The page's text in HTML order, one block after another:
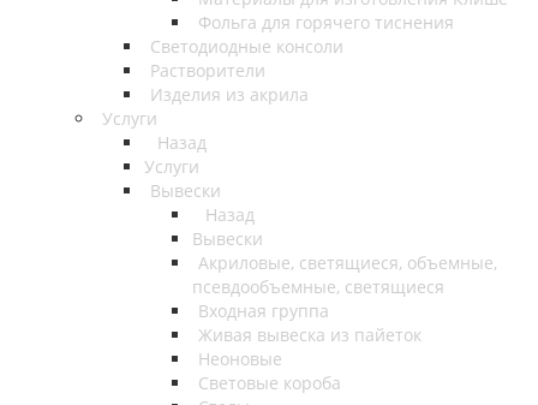
Фольга для горячего тиснения
Светодиодные консоли
Растворители
Изделия из акрила
Услуги
Назад
Услуги
Вывески
Назад
Вывески
Акриловые, светящиеся, объемные,
псевдообъемные, светящиеся
Входная группа
Живая вывеска из пайеток
Неоновые
Световые короба